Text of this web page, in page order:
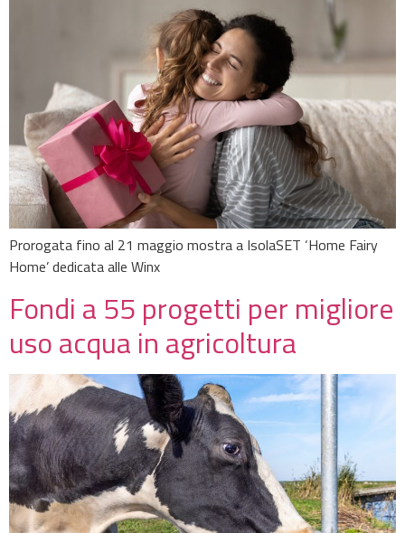
Prorogata fino al 21 maggio mostra a IsolaSET ‘Home Fairy
Home’ dedicata alle Winx
Fondi a 55 progetti per migliore
uso acqua in agricoltura